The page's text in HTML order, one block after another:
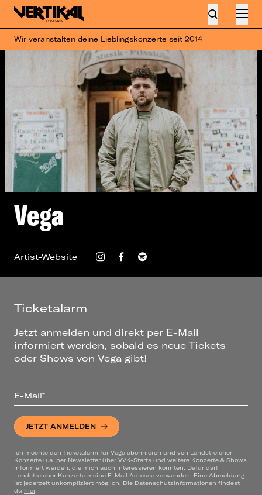
Wir veranstalten deine Lieblingskonzerte seit 2014
Vega
Artist-Website
Ticketalarm
Jetzt anmelden und direkt per E-Mail
informiert werden, sobald es neue Tickets
oder Shows von Vega gibt!
E-Mail*
JETZT ANMELDEN
Ich möchte den Ticketalarm für Vega abonnieren und von Landstreicher
Konzerte u.a. per Newsletter über VVK-Starts und weitere Konzerte & Shows
informiert werden, die mich auch interessieren könnten. Dafür darf
Landstreicher Konzerte meine E-Mail Adresse verwenden. Eine Abmeldung
ist jederzeit unkompliziert möglich. Die Datenschutzinformationen findest
du hier.